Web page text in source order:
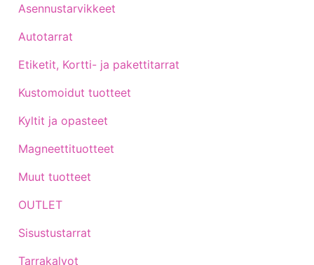
Asennustarvikkeet
Autotarrat
Etiketit, Kortti- ja pakettitarrat
Kustomoidut tuotteet
Kyltit ja opasteet
Magneettituotteet
Muut tuotteet
OUTLET
Sisustustarrat
Tarrakalvot